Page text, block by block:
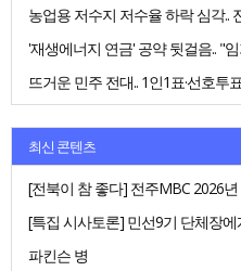
농업용 저수지 저수율 하락 심각..
'재생에너지 연금' 공약 뒷걸음.. "
뜨거운 민주 전대.. 1인1표·선호투
최신 콘텐츠
[전북이 참 좋다] 전주MBC 2026년
[특집 시사토론] 민선9기 단체장
파킨슨 병